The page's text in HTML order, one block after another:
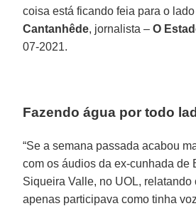
coisa está ficando feia para o lado
Cantanhêde, jornalista –O
07-2021.
Fazendo água por todo
“Se a semana passada acabou
com os áudios da ex-cunhada de
Siqueira Valle, no UOL, relatando
apenas participava como tinha